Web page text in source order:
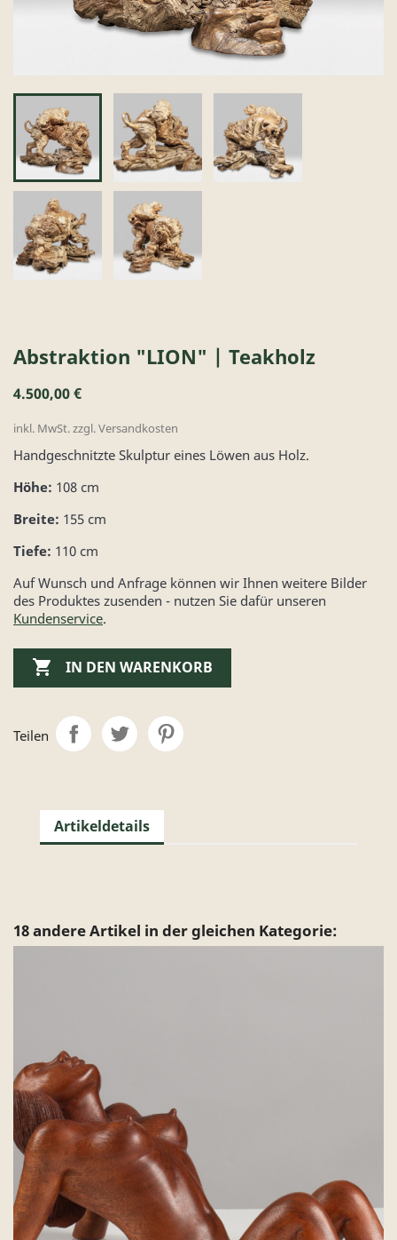
Abstraktion "LION" | Teakholz
4.500,00 €
inkl. MwSt. zzgl. Versandkosten
Handgeschnitzte Skulptur eines Löwen aus Holz.
Höhe: 108 cm
Breite: 155 cm
Tiefe: 110 cm
Auf Wunsch und Anfrage können wir Ihnen weitere Bilder
des Produktes zusenden - nutzen Sie dafür unseren
Kundenservice.
 IN DEN WARENKORB
Teilen
Artikeldetails
18 andere Artikel in der gleichen Kategorie: